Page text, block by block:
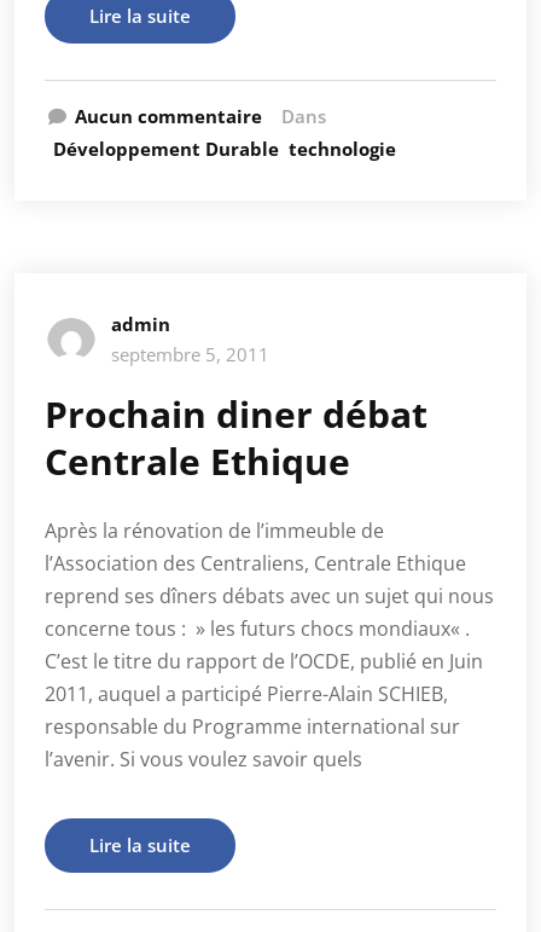
Lire la suite
Aucun commentaire
Dans
Développement Durable technologie
admin
septembre 5, 2011
Prochain diner débat
Centrale Ethique
Après la rénovation de l’immeuble de
l’Association des Centraliens, Centrale Ethique
reprend ses dîners débats avec un sujet qui nous
concerne tous : » les futurs chocs mondiaux« .
C’est le titre du rapport de l’OCDE, publié en Juin
2011, auquel a participé Pierre-Alain SCHIEB,
responsable du Programme international sur
l’avenir. Si vous voulez savoir quels
Lire la suite